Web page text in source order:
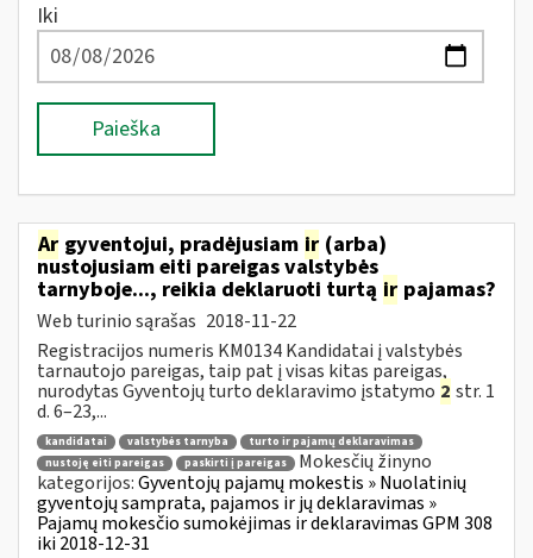
Iki
Paieška
Ar gyventojui, pradėjusiam ir (arba)
nustojusiam eiti pareigas valstybės
tarnyboje..., reikia deklaruoti turtą ir pajamas?
Web turinio sąrašas 2018-11-22
Registracijos numeris KM0134 Kandidatai į valstybės
tarnautojo pareigas, taip pat į visas kitas pareigas,
nurodytas Gyventojų turto deklaravimo įstatymo 2 str. 1
d. 6–23,...
kandidatai valstybės tarnyba
turto ir pajamų deklaravimas
nustoję eiti pareigas
paskirti į pareigas
Mokesčių žinyno
kategorijos:Gyventojų pajamų mokestis » Nuolatinių
gyventojų samprata, pajamos ir jų deklaravimas »
Pajamų mokesčio sumokėjimas ir deklaravimas GPM 308
iki 2018-12-31